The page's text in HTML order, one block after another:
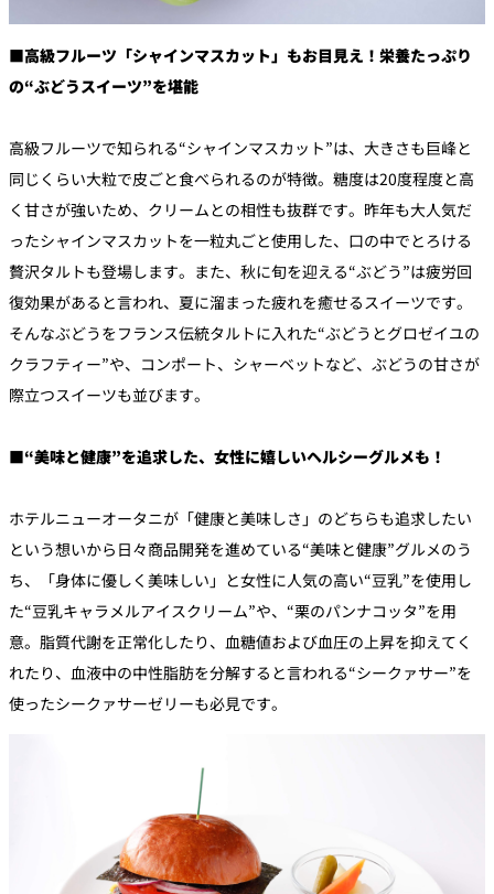
■高級フルーツ「シャインマスカット」もお目見え！栄養たっぷり
の“ぶどうスイーツ”を堪能
高級フルーツで知られる“シャインマスカット”は、大きさも巨峰と
同じくらい大粒で皮ごと食べられるのが特徴。糖度は20度程度と高
く甘さが強いため、クリームとの相性も抜群です。昨年も大人気だ
ったシャインマスカットを一粒丸ごと使用した、口の中でとろける
贅沢タルトも登場します。また、秋に旬を迎える“ぶどう”は疲労回
復効果があると言われ、夏に溜まった疲れを癒せるスイーツです。
そんなぶどうをフランス伝統タルトに入れた“ぶどうとグロゼイユの
クラフティー”や、コンポート、シャーベットなど、ぶどうの甘さが
際立つスイーツも並びます。
■“美味と健康”を追求した、女性に嬉しいヘルシーグルメも！
ホテルニューオータニが「健康と美味しさ」のどちらも追求したい
という想いから日々商品開発を進めている“美味と健康”グルメのう
ち、「身体に優しく美味しい」と女性に人気の高い“豆乳”を使用し
た“豆乳キャラメルアイスクリーム”や、“栗のパンナコッタ”を用
意。脂質代謝を正常化したり、血糖値および血圧の上昇を抑えてく
れたり、血液中の中性脂肪を分解すると言われる“シークァサー”を
使ったシークァサーゼリーも必見です。